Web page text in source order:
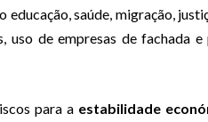
saúde, migração,
uso de empresas de fachada
para a estabilidade